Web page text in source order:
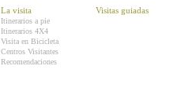
La visita
Itinerarios a pie
Itinerarios 4X4
Visita en Bicicleta
Centros Visitantes
Recomendaciones
Visitas guiadas